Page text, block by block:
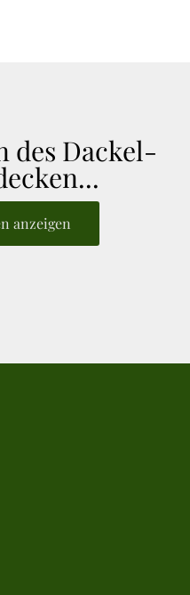
des Dackel-
anzeigen